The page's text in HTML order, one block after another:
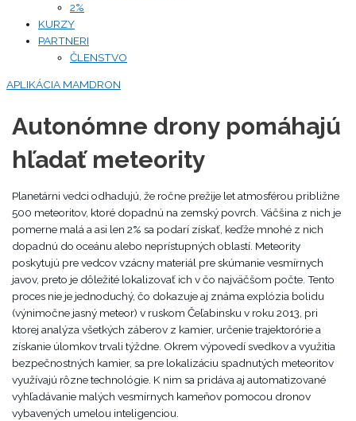
2%
KURZY
PARTNERI
ČLENSTVO
APLIKÁCIA MAMDRON
Autonómne drony pomáhajú
hľadať meteority
Planetárni vedci odhadujú, že ročne prežije let atmosférou približne
500 meteoritov, ktoré dopadnú na zemský povrch. Väčšina z nich je
pomerne malá a asi len 2% sa podarí získať, keďže mnohé z nich
dopadnú do oceánu alebo neprístupných oblastí. Meteority
poskytujú pre vedcov vzácny materiál pre skúmanie vesmírnych
javov, preto je dôležité lokalizovať ich v čo najväčšom počte. Tento
proces nie je jednoduchý, čo dokazuje aj známa explózia bolidu
(výnimočne jasný meteor) v ruskom Čeľabinsku v roku 2013, pri
ktorej analýza všetkých záberov z kamier, určenie trajektorórie a
získanie úlomkov trvali týždne. Okrem výpovedí svedkov a využitia
bezpečnostných kamier, sa pre lokalizáciu spadnutých meteoritov
využívajú rôzne technológie. K nim sa pridáva aj automatizované
vyhľadávanie malých vesmírnych kameňov pomocou dronov
vybavených umelou inteligenciou.